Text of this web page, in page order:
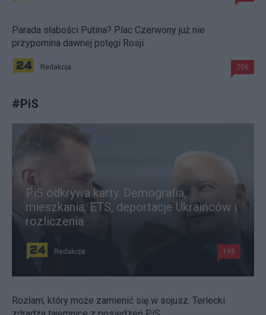
Parada słabości Putina? Plac Czerwony już nie
przypomina dawnej potęgi Rosji
Redakcja 206
#PiS
PiS odkrywa karty. Demografia,
mieszkania, ETS, deportacje Ukraińców i
rozliczenia
Redakcja 198
Rozłam, który może zamienić się w sojusz. Terlecki